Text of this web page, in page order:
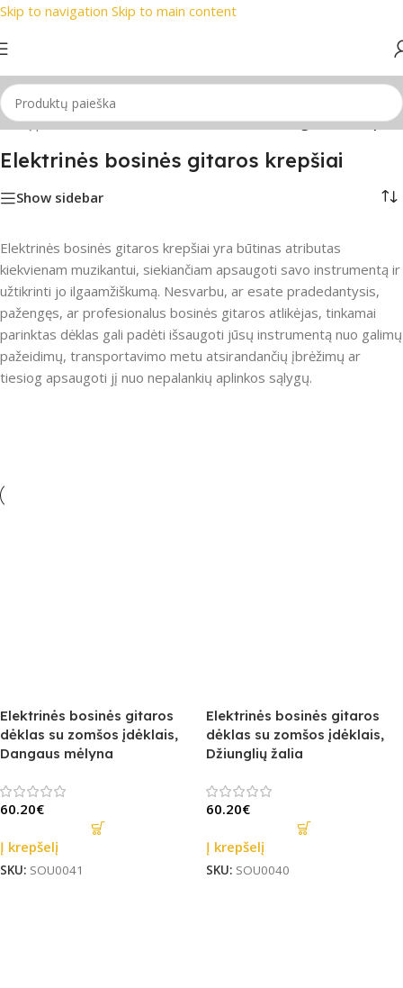
Skip to navigation Skip to main content
prekių ženklai 📦 Nemokamas
priedai/Gitaros dėklas/Elektrinės bosinės gitaros krepšiai
Elektrinės bosinės gitaros krepšiai
Show sidebar
Elektrinės bosinės gitaros krepšiai yra būtinas atributas
kiekvienam muzikantui, siekiančiam apsaugoti savo instrumentą ir
užtikrinti jo ilgaamžiškumą. Nesvarbu, ar esate pradedantysis,
pažengęs, ar profesionalus bosinės gitaros atlikėjas, tinkamai
parinktas dėklas gali padėti išsaugoti jūsų instrumentą nuo galimų
pažeidimų, transportavimo metu atsirandančių įbrėžimų ar
tiesiog apsaugoti jį nuo nepalankių aplinkos sąlygų.
Elektrinės bosinės gitaros
dėklas su zomšos įdėklais,
Dangaus mėlyna
60.20€
Į krepšelį
SKU: SOU0041
Elektrinės bosinės gitaros
dėklas su zomšos įdėklais,
Džiunglių žalia
60.20€
Į krepšelį
SKU: SOU0040